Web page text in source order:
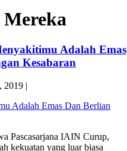
Adalah Emas
Kesabaran
2019 |
Adalah Emas Dan Berlian
Pascasarjana IAIN Curup,
kekuatan yang luar biasa